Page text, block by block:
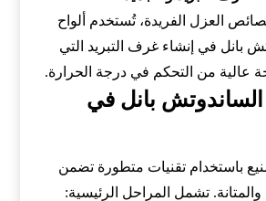
العزل الفريدة، تُستخدم ألواح
بانل في إنشاء غرف التبريد التي
عالية من التحكم في درجة الحرارة.
الساندوتش بانل في
باستخدام تقنيات متطورة تضمن
والمتانة. تشمل المراحل الرئيسية: